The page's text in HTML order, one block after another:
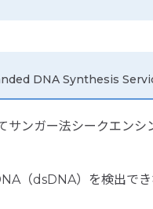
DNA Synthesis
サンガー法シークエンシ
（dsDNA）を検出で